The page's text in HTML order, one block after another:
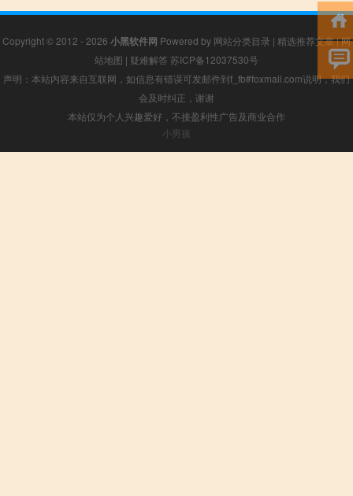
Copyright © 2012 - 2026 小黑软件网 Powered by 网站分类目录 | 精选推荐文章|网
站地图 | 疑难解答 苏ICP备12037530号
声明：本站内容来自互联网，如信息有错误可发邮件到f_fb#foxmail.com说明，我们
会及时纠正，谢谢
本站仅为个人兴趣爱好，不接盈利性广告及商业合作
小男孩